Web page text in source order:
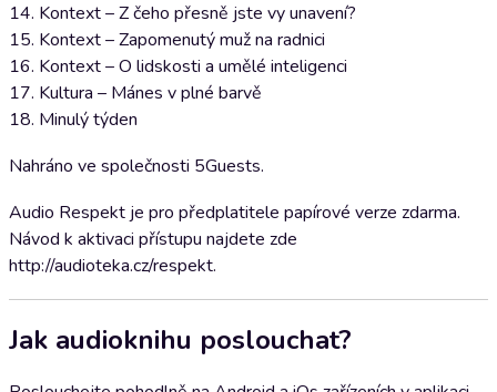
14. Kontext – Z čeho přesně jste vy unavení?
15. Kontext – Zapomenutý muž na radnici
16. Kontext – O lidskosti a umělé inteligenci
17. Kultura – Mánes v plné barvě
18. Minulý týden
Nahráno ve společnosti 5Guests.
Audio Respekt je pro předplatitele papírové verze zdarma.
Návod k aktivaci přístupu najdete zde
http://audioteka.cz/respekt.
Jak audioknihu poslouchat?